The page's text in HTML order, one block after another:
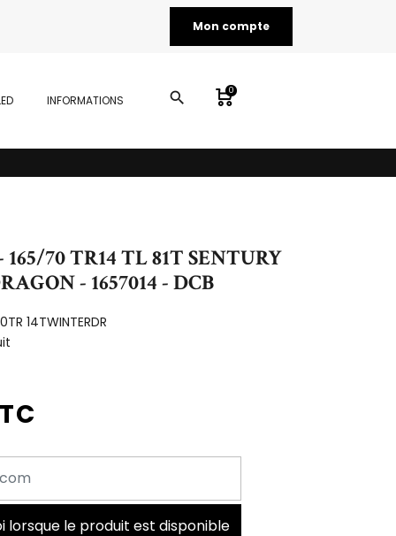
Mon compte
INFORMATIONS search 0
165/70 TR14 TL 81T SENTURY
- 1657014 - DCB
14TWINTERDR
lorsque le produit est disponible